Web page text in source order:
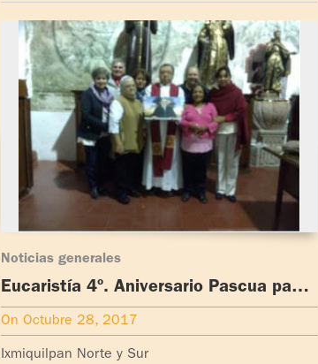
Noticias generales
Eucaristía 4º. Aniversario Pascua padre
Ignacio en la Coordinación Nacional
México Metropolitano Norte
(Ixmiquilpan Norte y Sur)
On Octubre 28, 2017
Ixmiquilpan Norte y Sur